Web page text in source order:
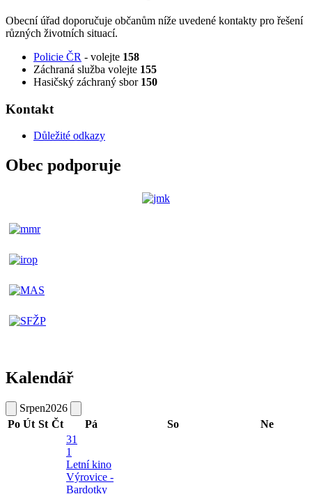
Obecní úřad doporučuje občanům níže uvedené kontakty pro řešení
různých životních situací.
Policie ČR - volejte 158
Záchraná služba volejte 155
Hasičský záchraný sbor 150
Kontakt
Důležité odkazy
Obec podporuje
Kalendář
Srpen2026
Po Út St Čt Pá So
Ne
31
1
Letní kino
Výrovice -
Bardotky